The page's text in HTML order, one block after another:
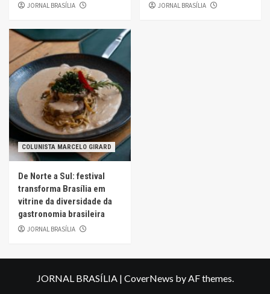
JORNAL BRASÍLIA JORNAL BRASÍLIA
COLUNISTA MARCELO GIRARD
De Norte a Sul: festival
transforma Brasília em
vitrine da diversidade da
gastronomia brasileira
JORNAL BRASÍLIA
JORNAL BRASÍLIA | CoverNews by AF themes.